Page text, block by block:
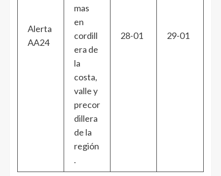
Alerta
AA24
mas
en
cordill
era de
la
costa,
valle y
precor
dillera
de la
región
.
28-01 29-01